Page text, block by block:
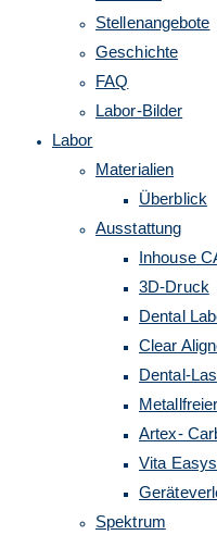
umschalten
Stellenangebote
Geschichte
FAQ
Labor-Bilder
Labor
Materialien
Überblick
Ausstattung
Inhouse
3D-Druck
Dental
Clear
Dental-
Artex-
Vita
Spektrum